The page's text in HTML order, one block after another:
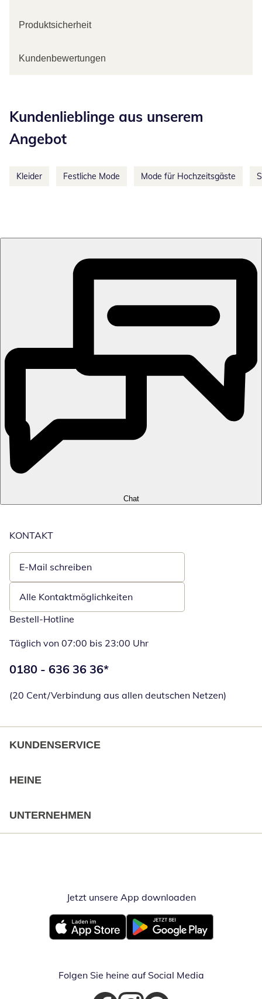
Produktsicherheit
Kundenbewertungen
Kundenlieblinge aus unserem
Angebot
Kleider Festliche Mode Mode für Hochzeitsgäste
Chat
KONTAKT
E-Mail schreiben
Öffnet E-Mail-Client
Alle Kontaktmöglichkeiten
Bestell-Hotline
Täglich von 07:00 bis 23:00 Uhr
Telefonnummer:
0180 - 636 36 36*
(20 Cent/Verbindung aus allen deutschen Netzen)
KUNDENSERVICE
HEINE
UNTERNEHMEN
Jetzt unsere App downloadenÖffnet in
Öffnet in neuem FensterÖffnet in neuem Fenster
Folgen Sie heine auf Social Media